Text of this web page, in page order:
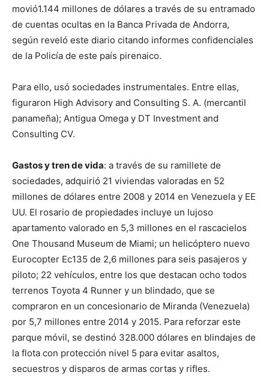
movió1.144 millones de dólares a través de su entramado
de cuentas ocultas en la Banca Privada de Andorra,
según reveló este diario citando informes confidenciales
de la Policía de este país pirenaico.
Para ello, usó sociedades instrumentales. Entre ellas,
figuraron High Advisory and Consulting S. A. (mercantil
panameña); Antigua Omega y DT Investment and
Consulting CV.
Gastos y tren de vida: a través de su ramillete de
sociedades, adquirió 21 viviendas valoradas en 52
millones de dólares entre 2008 y 2014 en Venezuela y EE
UU. El rosario de propiedades incluye un lujoso
apartamento valorado en 5,3 millones en el rascacielos
One Thousand Museum de Miami; un helicóptero nuevo
Eurocopter Ec135 de 2,6 millones para seis pasajeros y
piloto; 22 vehículos, entre los que destacan ocho todos
terrenos Toyota 4 Runner y un blindado, que se
compraron en un concesionario de Miranda (Venezuela)
por 5,7 millones entre 2014 y 2015. Para reforzar este
parque móvil, se destinó 328.000 dólares en blindajes de
la flota con protección nivel 5 para evitar asaltos,
secuestros y disparos de armas cortas y rifles.